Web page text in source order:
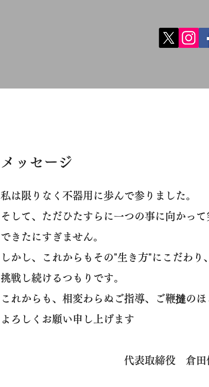
​メッセージ
私は限りなく不器用に歩んで参りました。
そして、ただひたすらに一つの事に向かって
できたにすぎません。
しかし、これからもその"生き方"にこだわり、
挑戦し続けるつもりです。
これからも、相変わらぬご指導、ご鞭撻のほ
よろしくお願い申し上げます
代表取締役 倉田保